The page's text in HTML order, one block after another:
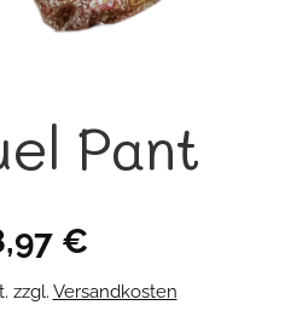
Pant
€
zzgl. Versandkosten